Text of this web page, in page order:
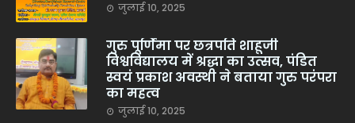
जुलाई 10, 2025
गुरु पूर्णिमा पर छत्रपति शाहूजी
विश्वविद्यालय में श्रद्धा का उत्सव, पंडित
स्वयं प्रकाश अवस्थी ने बताया गुरु परंपरा
का महत्व
जुलाई 10, 2025